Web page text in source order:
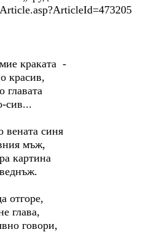
краката -
красив,
главата
сив...
синя
мъж,
картина
отгоре,
глава,
говори,